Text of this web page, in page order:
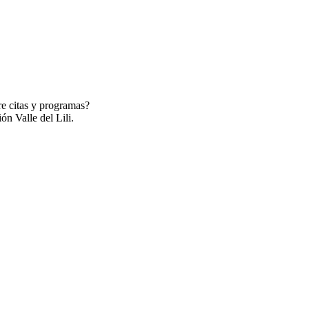
citas y programas?
Valle del Lili.